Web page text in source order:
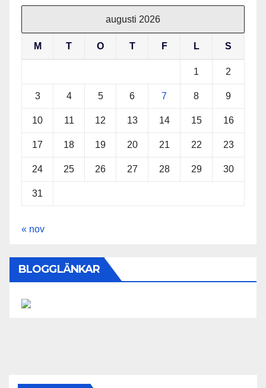
augusti 2026
M T O T F L S
1 2
3 4 5 6 7 8 9
10 11 12 13 14 15 16
17 18 19 20 21 22 23
24 25 26 27 28 29 30
31
« nov
BLOGGLÄNKAR